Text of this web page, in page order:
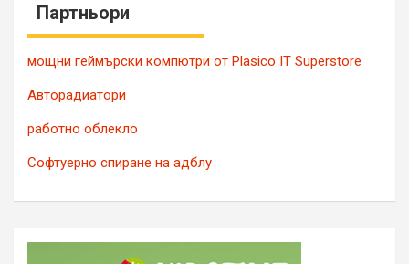
Партньори
мощни геймърски компютри от Plasico IT Superstore
Авторадиатори
работно облекло
Софтуерно спиране на адблу